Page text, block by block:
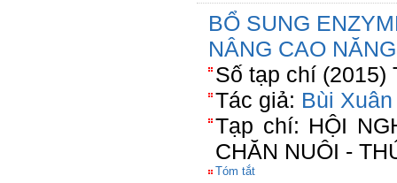
BỔ SUNG
NÂNG CAO
Số tạp chí (2015)
Tác giả: Bùi
Tạp chí: HỘI
CHĂN NUÔI -
Tóm tắt